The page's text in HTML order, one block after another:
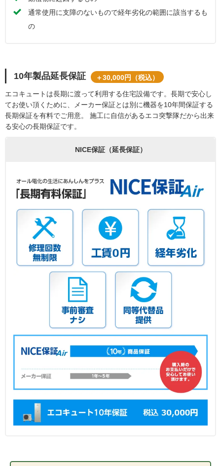
通常使用に支障のないもので経年劣化の範囲に該当するも
の
10年製品延長保証 ＋30,000円（税込）
エコキュートは長期に渡って利用する住宅設備です。長期で安心し
てお使い頂くために、メーカー保証とは別に機器を10年間保証する
長期保証を有料でご用意。 施工に自信があるエコ突撃隊だから出来
る安心の長期保証です。
NICE保証（延長保証）